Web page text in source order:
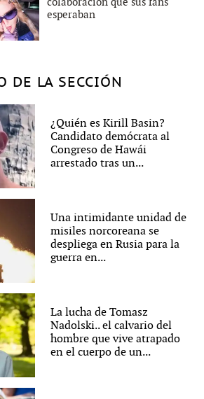
esperaban
DE LA SECCIÓN
¿Quién es Kirill Basin?
Candidato demócrata al
Congreso de Hawái
arrestado tras un...
Una intimidante unidad de
misiles norcoreana se
despliega en Rusia para la
guerra en...
La lucha de Tomasz
Nadolski.. el calvario del
hombre que vive atrapado
en el cuerpo de un...